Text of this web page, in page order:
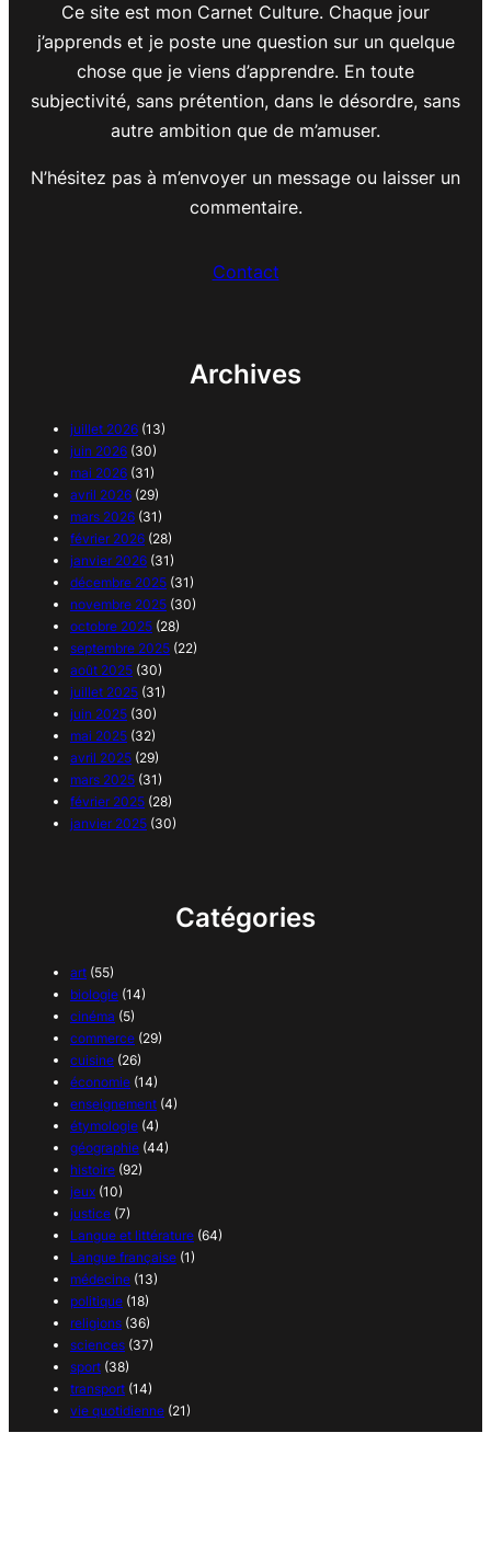
Ce site est mon Carnet Culture. Chaque jour
j’apprends et je poste une question sur un quelque
chose que je viens d’apprendre. En toute
subjectivité, sans prétention, dans le désordre, sans
autre ambition que de m’amuser.
N’hésitez pas à m’envoyer un message ou laisser un
commentaire.
Contact
Archives
juillet 2026 (13)
juin 2026 (30)
mai 2026 (31)
avril 2026 (29)
mars 2026 (31)
février 2026 (28)
janvier 2026 (31)
décembre 2025 (31)
novembre 2025 (30)
octobre 2025 (28)
septembre 2025 (22)
août 2025 (30)
juillet 2025 (31)
juin 2025 (30)
mai 2025 (32)
avril 2025 (29)
mars 2025 (31)
février 2025 (28)
janvier 2025 (30)
Catégories
art (55)
biologie (14)
cinéma (5)
commerce (29)
cuisine (26)
économie (14)
enseignement (4)
étymologie (4)
géographie (44)
histoire (92)
jeux (10)
justice (7)
Langue et littérature (64)
Langue française (1)
médecine (13)
politique (18)
religions (36)
sciences (37)
sport (38)
transport (14)
vie quotidienne (21)